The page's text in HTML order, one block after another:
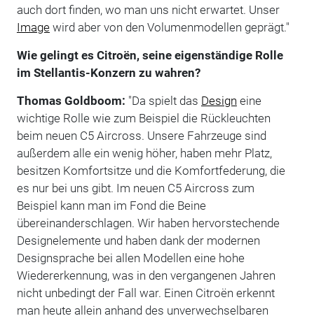
auch dort finden, wo man uns nicht erwartet. Unser
Imagewird aber von den Volumenmodellen geprägt."
Wie gelingt es Citroën, seine eigenständige Rolle
im Stellantis-Konzern zu wahren?
Thomas Goldboom: "Da spielt das Design eine
wichtige Rolle wie zum Beispiel die Rückleuchten
beim neuen C5 Aircross. Unsere Fahrzeuge sind
außerdem alle ein wenig höher, haben mehr Platz,
besitzen Komfortsitze und die Komfortfederung, die
es nur bei uns gibt. Im neuen C5 Aircross zum
Beispiel kann man im Fond die Beine
übereinanderschlagen. Wir haben hervorstechende
Designelemente und haben dank der modernen
Designsprache bei allen Modellen eine hohe
Wiedererkennung, was in den vergangenen Jahren
nicht unbedingt der Fall war. Einen Citroën erkennt
man heute allein anhand des unverwechselbaren